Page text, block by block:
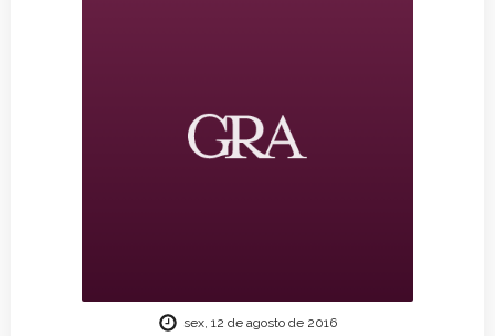
sex, 12 de agosto de 2016